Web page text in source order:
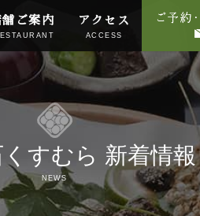
舗ご案内 アクセス
ACCESS
すむら 新着情報
NEWS